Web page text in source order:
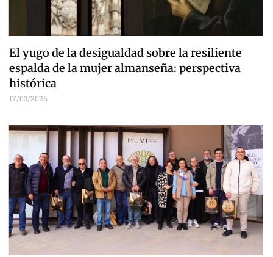
El yugo de la desigualdad sobre la resiliente
espalda de la mujer almanseña: perspectiva
histórica
17/03/2026